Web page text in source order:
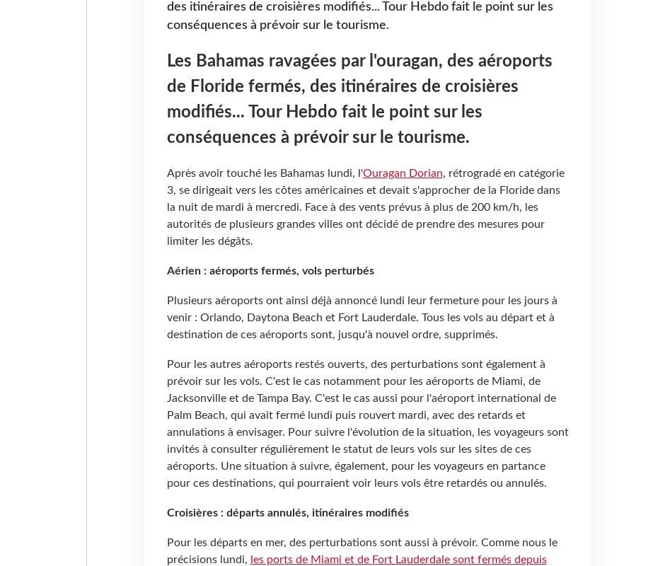
des itinéraires de croisières modifiés... Tour Hebdo fait le point sur les
conséquences à prévoir sur le tourisme.
Les Bahamas ravagées par l'ouragan, des aéroports
de Floride fermés, des itinéraires de croisières
modifiés... Tour Hebdo fait le point sur les
conséquences à prévoir sur le tourisme.
Après avoir touché les Bahamas lundi, l'Ouragan Dorian, rétrogradé en catégorie
3, se dirigeait vers les côtes américaines et devait s'approcher de la Floride dans
la nuit de mardi à mercredi. Face à des vents prévus à plus de 200 km/h, les
autorités de plusieurs grandes villes ont décidé de prendre des mesures pour
limiter les dégâts.
Aérien : aéroports fermés, vols perturbés
Plusieurs aéroports ont ainsi déjà annoncé lundi leur fermeture pour les jours à
venir : Orlando, Daytona Beach et Fort Lauderdale. Tous les vols au départ et à
destination de ces aéroports sont, jusqu'à nouvel ordre, supprimés.
Pour les autres aéroports restés ouverts, des perturbations sont également à
prévoir sur les vols. C'est le cas notamment pour les aéroports de Miami, de
Jacksonville et de Tampa Bay. C'est le cas aussi pour l'aéroport international de
Palm Beach, qui avait fermé lundi puis rouvert mardi, avec des retards et
annulations à envisager. Pour suivre l'évolution de la situation, les voyageurs sont
invités à consulter régulièrement le statut de leurs vols sur les sites de ces
aéroports. Une situation à suivre, également, pour les voyageurs en partance
pour ces destinations, qui pourraient voir leurs vols être retardés ou annulés.
Croisières : départs annulés, itinéraires modifiés
Pour les départs en mer, des perturbations sont aussi à prévoir. Comme nous le
précisions lundi, les ports de Miami et de Fort Lauderdale sont fermés depuis